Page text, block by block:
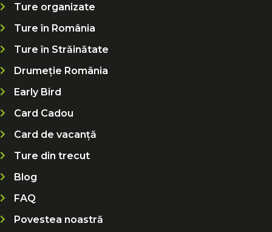
Ture organizate
Ture în România
Ture în Străinătate
Drumeție România
Early Bird
Card Cadou
Card de vacanță
Ture din trecut
Blog
FAQ
Povestea noastră